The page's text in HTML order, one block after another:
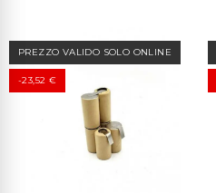
PREZZO VALIDO SOLO ONLINE
-23,52 €